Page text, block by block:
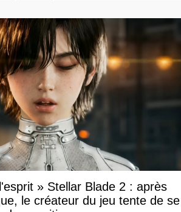
» Stellar Blade 2 : après
le créateur du jeu tente de se